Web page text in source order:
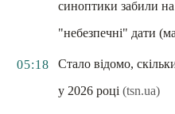
синоптики забили
"небезпечні" дати
05:18
Стало відомо,
у 2026 році (tsn.ua)